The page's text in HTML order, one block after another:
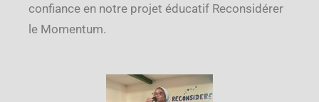
confiance en notre projet éducatif Reconsidérer
le Momentum.